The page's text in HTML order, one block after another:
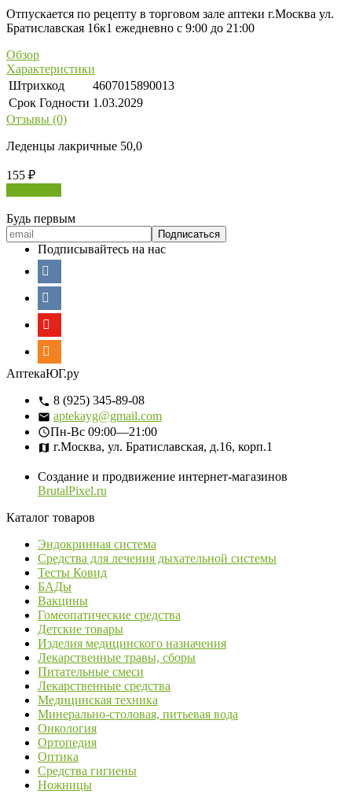
Отпускается по рецепту в торговом зале аптеки г.Москва ул.
Братиславская 16к1 ежедневно с 9:00 до 21:00
Обзор
Характеристики
Штрихкод
4607015890013
Срок Годности 1.03.2029
Отзывы (0)
Леденцы лакричные 50,0
155 ₽
Будь первым
Подписывайтесь на нас
АптекаЮГ.ру
8 (925) 345-89-08
aptekayg@gmail.com
Пн-Вс 09:00—21:00
г.Москва, ул. Братиславская, д.16, корп.1
Создание и продвижение интернет-магазинов
BrutalPixel.ru
Каталог товаров
Эндокринная система
Средства для лечения дыхательной системы
Тесты Ковид
БАДы
Вакцины
Гомеопатические средства
Детские товары
Изделия медицинского назначения
Лекарственные травы, сборы
Питательные смеси
Лекарственные средства
Медицинская техника
Минерально-столовая, питьевая вода
Онкология
Ортопедия
Оптика
Средства гигиены
Ножницы